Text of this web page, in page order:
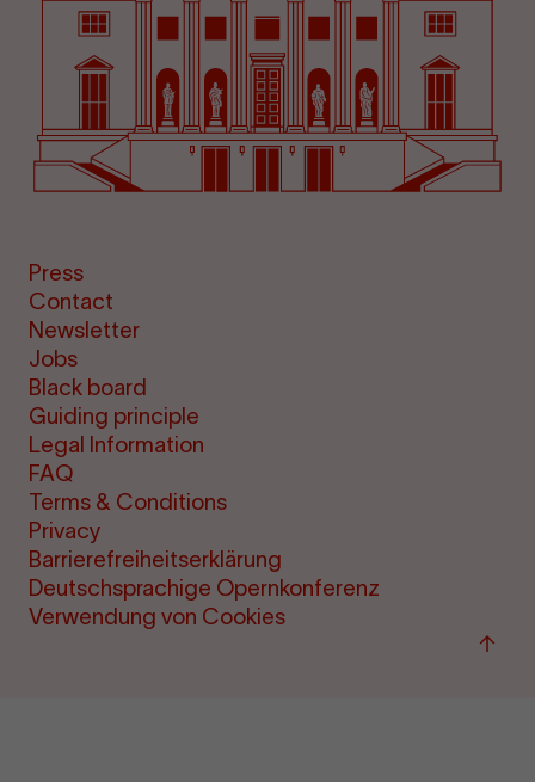
Press
Contact
Newsletter
Jobs
Black board
Guiding principle
Legal Information
FAQ
Terms & Conditions
Privacy
Barrierefreiheitserklärung
Deutschsprachige Opernkonferenz
Verwendung von Cookies
Back